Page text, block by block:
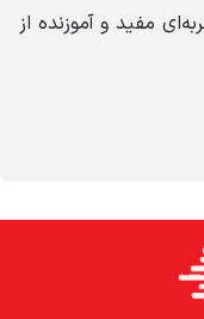
مفید و آموزنده از